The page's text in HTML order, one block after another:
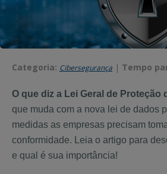
Categoria: Cibersegurança | Tempo
O que diz a Lei Geral de Proteção
que muda com a nova lei de dados
medidas as empresas precisam
conformidade. Leia o artigo para
e qual é sua importância!